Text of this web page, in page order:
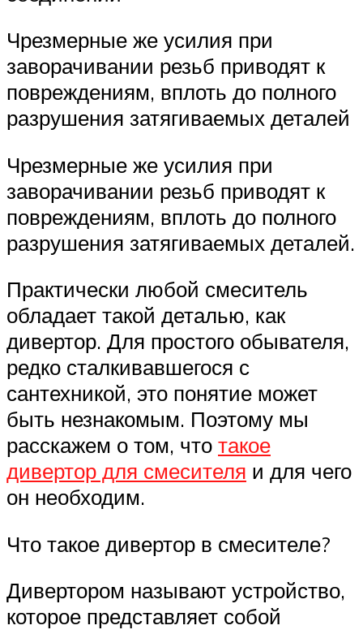
Чрезмерные же усилия при
заворачивании резьб приводят к
повреждениям, вплоть до полного
разрушения затягиваемых деталей
Чрезмерные же усилия при
заворачивании резьб приводят к
повреждениям, вплоть до полного
разрушения затягиваемых деталей.
Практически любой смеситель
обладает такой деталью, как
дивертор. Для простого обывателя,
редко сталкивавшегося с
сантехникой, это понятие может
быть незнакомым. Поэтому мы
расскажем о том, что такое
дивертор для смесителя и для чего
он необходим.
Что такое дивертор в смесителе?
Дивертором называют устройство,
которое представляет собой